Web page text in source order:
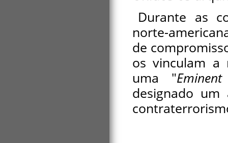
Durante as
norte-
de
os vinculam a
uma "
designado um